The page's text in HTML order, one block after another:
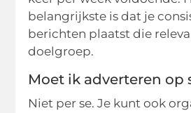
belangrijkste is dat je
berichten plaatst die
doelgroep.
Moet ik adverteren op
Niet per se. Je kunt ook